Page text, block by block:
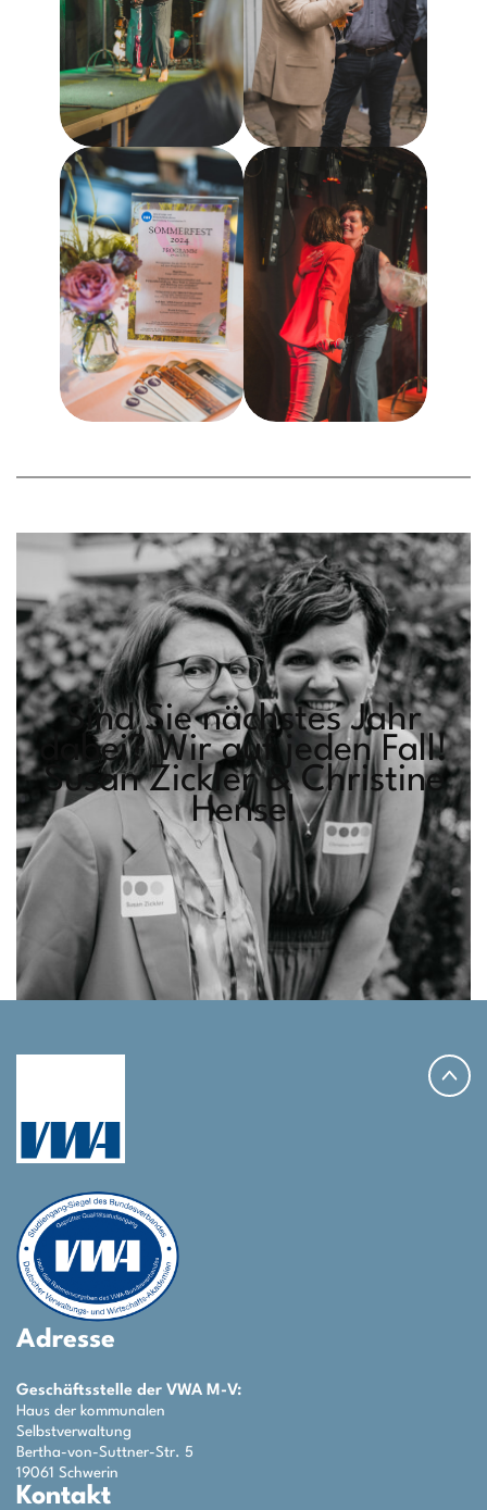
Sind Sie nächstes Jahr
dabei? Wir auf jeden Fall!
Susan Zickler & Christine
Hensel
Adresse
Geschäftsstelle der VWA M-V:
Haus der kommunalen
Selbstverwaltung
Bertha-von-Suttner-Str. 5
19061 Schwerin
Kontakt